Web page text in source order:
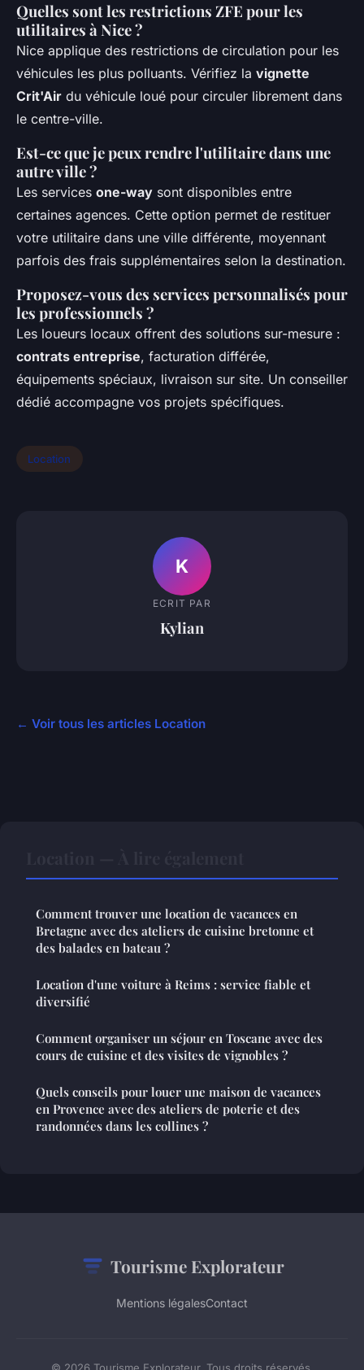
Quelles sont les restrictions ZFE pour les
utilitaires à Nice ?
Nice applique des restrictions de circulation pour les
véhicules les plus polluants. Vérifiez la vignette
Crit'Air du véhicule loué pour circuler librement dans
le centre-ville.
Est-ce que je peux rendre l'utilitaire dans une
autre ville ?
Les services one-way sont disponibles entre
certaines agences. Cette option permet de restituer
votre utilitaire dans une ville différente, moyennant
parfois des frais supplémentaires selon la destination.
Proposez-vous des services personnalisés pour
les professionnels ?
Les loueurs locaux offrent des solutions sur-mesure :
contrats entreprise, facturation différée,
équipements spéciaux, livraison sur site. Un conseiller
dédié accompagne vos projets spécifiques.
Location
K
ECRIT PAR
Kylian
← Voir tous les articles Location
Comment trouver une location de vacances en
Bretagne avec des ateliers de cuisine bretonne et
des balades en bateau ?
Location d'une voiture à Reims : service fiable et
diversifié
Comment organiser un séjour en Toscane avec des
cours de cuisine et des visites de vignobles ?
Quels conseils pour louer une maison de vacances
en Provence avec des ateliers de poterie et des
randonnées dans les collines ?
Tourisme Explorateur
Mentions légalesContact